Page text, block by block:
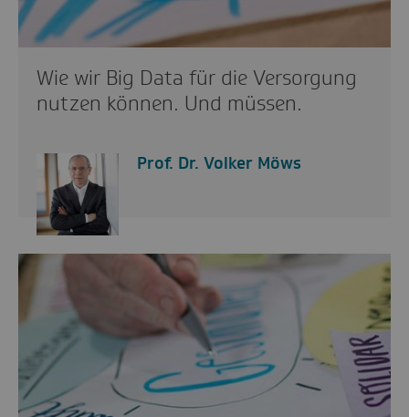
Wie wir Big Data für die Versorgung
nutzen können. Und müssen.
Prof. Dr. Volker Möws